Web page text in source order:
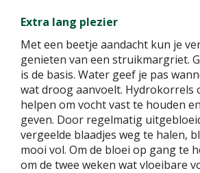
Extra lang plezier
Met een beetje aandacht kun je
genieten van een struikmargriet.
is de basis. Water geef je pas
wat droog aanvoelt. Hydrokorrels
helpen om vocht vast te houden
geven. Door regelmatig
vergeelde blaadjes weg te halen,
mooi vol. Om de bloei op gang te
om de twee weken wat vloeibare